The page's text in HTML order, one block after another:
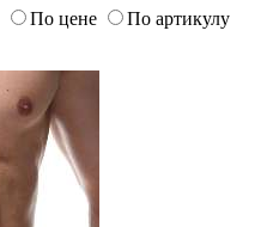
По цене
По артикулу